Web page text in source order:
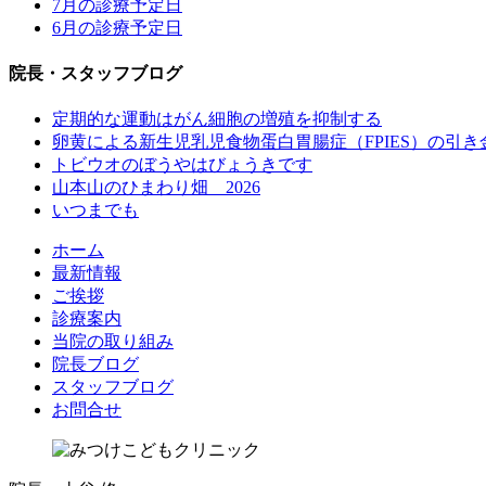
7月の診療予定日
6月の診療予定日
院長・スタッフブログ
定期的な運動はがん細胞の増殖を抑制する
卵黄による新生児乳児食物蛋白胃腸症（FPIES）の引き
トビウオのぼうやはびょうきです
山本山のひまわり畑 2026
いつまでも
ホーム
最新情報
ご挨拶
診療案内
当院の取り組み
院長ブログ
スタッフブログ
お問合せ